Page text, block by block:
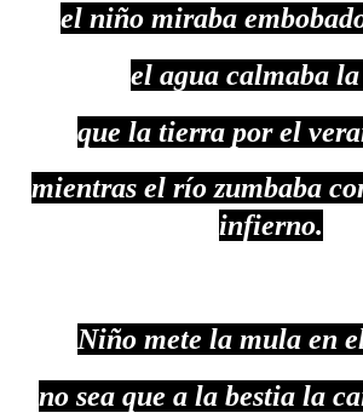
el niño miraba
el agua calmaba la
que la tierra por el
mientras el río zumbaba
infierno.
Niño mete la mula en
no sea que a la bestia la